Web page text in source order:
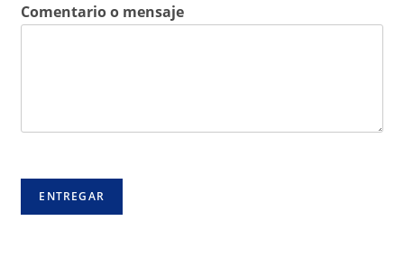
Comentario o mensaje
ENTREGAR